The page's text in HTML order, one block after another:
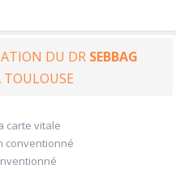
DU DR SEBBAG
TOULOUSE
carte vitale
conventionné